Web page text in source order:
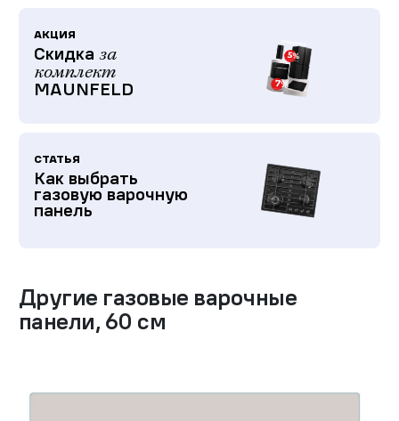
АКЦИЯ
Скидка за
комплект
MAUNFELD
СТАТЬЯ
Как выбрать
газовую варочную
панель
Другие газовые варочные
панели, 60 см